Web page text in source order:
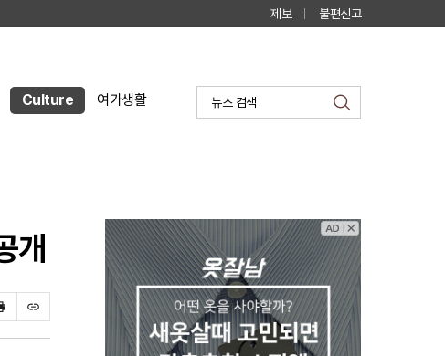
제보 불편신고
검
Culture 여가생활
개
프
스